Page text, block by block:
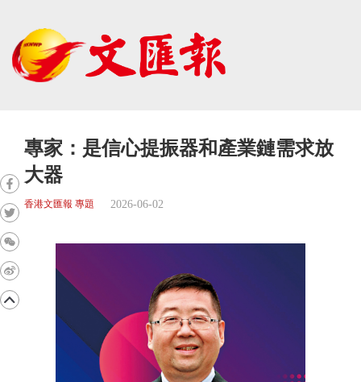
專家：是信心提振器和產業鏈需求放
大器
香港文匯報 專題 2026-06-02